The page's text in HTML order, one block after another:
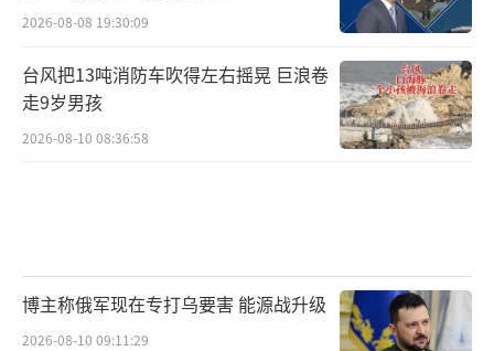
2026-08-08 19:30:09
台风把13吨消防车吹得左右摇晃 巨浪卷
走9岁男孩
2026-08-10 08:36:58
博主称俄军现在专打乌要害 能源战升级
2026-08-10 09:11:29